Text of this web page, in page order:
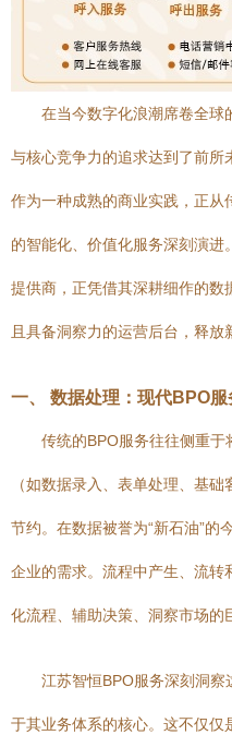
在当今数字化浪潮席卷全球
与核心竞争力的追求达到了前所
作为一种成熟的商业实践，正从
的智能化、价值化服务深刻演
提供商，正凭借其深耕细作的数
且具备洞察力的运营后台，释放
一、 数据处理：现代BPO
传统的BPO服务往往侧重
（如数据录入、表单处理、基
节约。在数据被誉为“新石油”的
企业的需求。流程中产生、流
化流程、辅助决策、洞察市场的
江苏智恒BPO服务深刻洞察
于其业务体系的核心。这不仅